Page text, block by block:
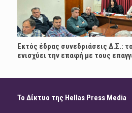
Εκτός έδρας συνεδριάσεις Δ.Σ.:
ενισχύει την επαφή με τους
Το Δίκτυο της Hellas Press Media